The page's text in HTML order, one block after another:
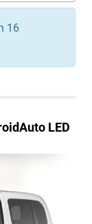
16
LED